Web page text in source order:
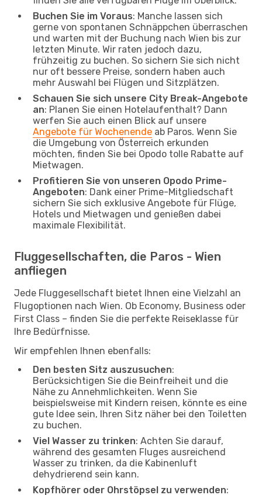
Buchen Sie im Voraus: Manche lassen sich
gerne von spontanen Schnäppchen überraschen
und warten mit der Buchung nach Wien bis zur
letzten Minute. Wir raten jedoch dazu,
frühzeitig zu buchen. So sichern Sie sich nicht
nur oft bessere Preise, sondern haben auch
mehr Auswahl bei Flügen und Sitzplätzen.
Schauen Sie sich unsere City Break-Angebote
an: Planen Sie einen Hotelaufenthalt? Dann
werfen Sie auch einen Blick auf unsere
Angebote für Wochenende ab Paros. Wenn Sie
die Umgebung von Österreich erkunden
möchten, finden Sie bei Opodo tolle Rabatte auf
Mietwagen.
Profitieren Sie von unseren Opodo Prime-
Angeboten: Dank einer Prime-Mitgliedschaft
sichern Sie sich exklusive Angebote für Flüge,
Hotels und Mietwagen und genießen dabei
maximale Flexibilität.
Fluggesellschaften, die Paros - Wien
anfliegen
Jede Fluggesellschaft bietet Ihnen eine Vielzahl an
Flugoptionen nach Wien. Ob Economy, Business oder
First Class – finden Sie die perfekte Reiseklasse für
Ihre Bedürfnisse.
Wir empfehlen Ihnen ebenfalls:
Den besten Sitz auszusuchen:
Berücksichtigen Sie die Beinfreiheit und die
Nähe zu Annehmlichkeiten. Wenn Sie
beispielsweise mit Kindern reisen, könnte es eine
gute Idee sein, Ihren Sitz näher bei den Toiletten
zu buchen.
Viel Wasser zu trinken: Achten Sie darauf,
während des gesamten Fluges ausreichend
Wasser zu trinken, da die Kabinenluft
dehydrierend sein kann.
Kopfhörer oder Ohrstöpsel zu verwenden: